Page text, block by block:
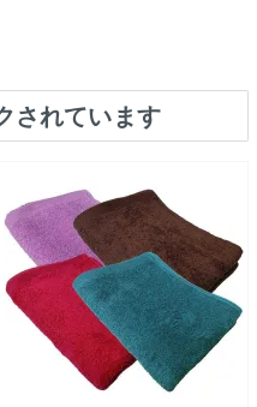
されています